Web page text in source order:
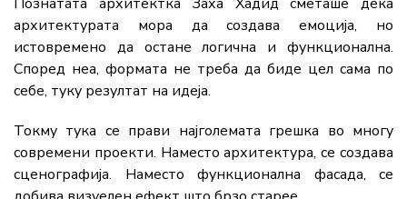
архитектурата мора да создава емоција, но
истовремено да остане логична и функционална.
Според неа, формата не треба да биде цел сама по
себе, туку резултат на идеја.
Токму тука се прави најголемата грешка во многу
современи проекти. Наместо архитектура, се создава
сценографија. Наместо функционална фасада, се